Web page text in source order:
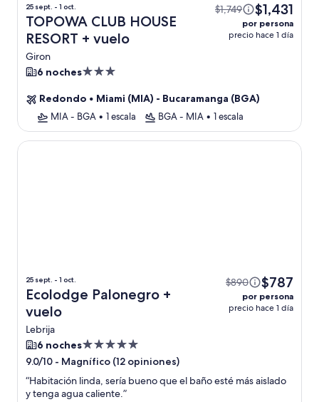
25 sept. - 1 oct.
TOPOWA CLUB HOUSE
RESORT + vuelo
Giron
$1,749 $1,431
por persona
precio hace 1 día
6 nochesPropiedad
3.0
estrellas
Redondo • Miami (MIA) - Bucaramanga (BGA)
MIA - BGA • 1 escala BGA - MIA • 1 escala
25 sept. - 1 oct.
Ecolodge Palonegro +
vuelo
Lebrija
$890 $787
por persona
precio hace 1 día
6 nochesPropiedad
de
5.0
estrellas
9.0/10 - Magnífico (12 opiniones)
“Habitación linda, sería bueno que el baño esté más aislado
y tenga agua caliente.”
Ecolodge Palonegro